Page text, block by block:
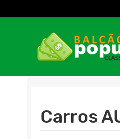
Carros